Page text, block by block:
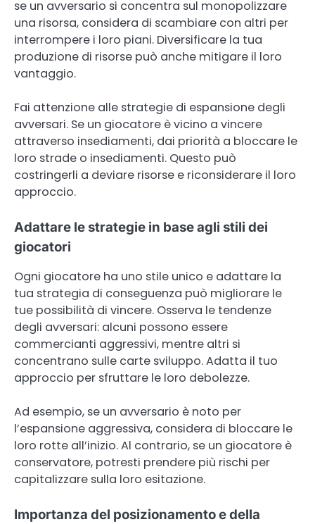
se un avversario si concentra sul monopolizzare
una risorsa, considera di scambiare con altri per
interrompere i loro piani. Diversificare la tua
produzione di risorse può anche mitigare il loro
vantaggio.
Fai attenzione alle strategie di espansione degli
avversari. Se un giocatore è vicino a vincere
attraverso insediamenti, dai priorità a bloccare le
loro strade o insediamenti. Questo può
costringerli a deviare risorse e riconsiderare il loro
approccio.
Adattare le strategie in base agli stili dei
giocatori
Ogni giocatore ha uno stile unico e adattare la
tua strategia di conseguenza può migliorare le
tue possibilità di vincere. Osserva le tendenze
degli avversari: alcuni possono essere
commercianti aggressivi, mentre altri si
concentrano sulle carte sviluppo. Adatta il tuo
approccio per sfruttare le loro debolezze.
Ad esempio, se un avversario è noto per
l’espansione aggressiva, considera di bloccare le
loro rotte all’inizio. Al contrario, se un giocatore è
conservatore, potresti prendere più rischi per
capitalizzare sulla loro esitazione.
Importanza del posizionamento e della